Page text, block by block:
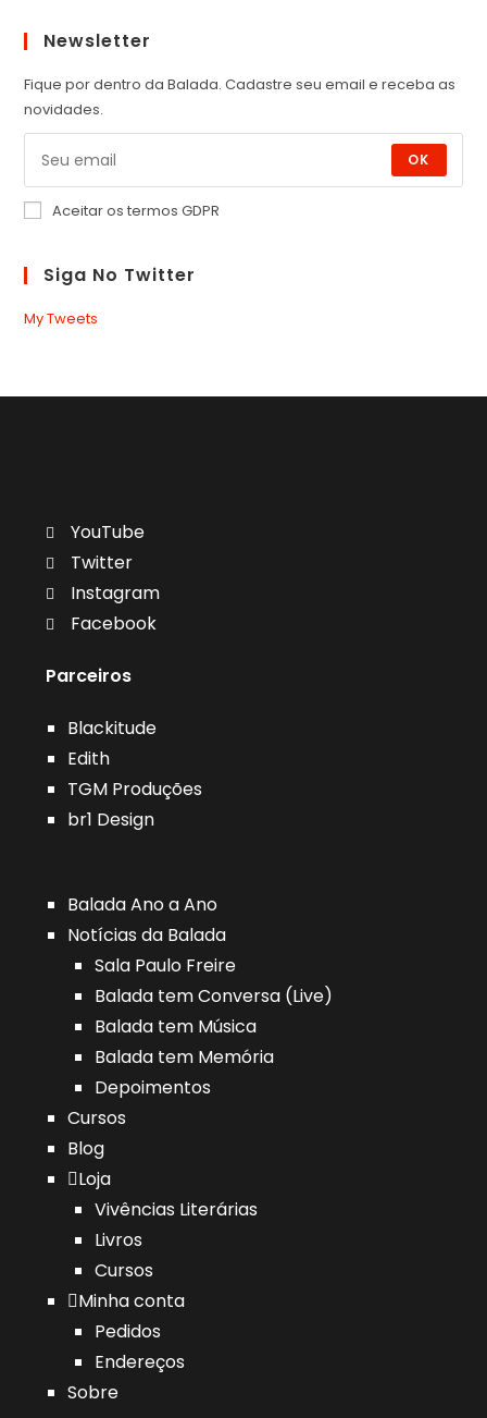
Newsletter
Fique por dentro da Balada. Cadastre seu email e receba as
novidades.
OK
Aceitar os termos GDPR
Siga No Twitter
My Tweets
YouTube
Twitter
Instagram
Facebook
Parceiros
Blackitude
Edith
TGM Produções
br1 Design
Balada Ano a Ano
Notícias da Balada
Sala Paulo Freire
Balada tem Conversa (Live)
Balada tem Música
Balada tem Memória
Depoimentos
Cursos
Blog
Loja
Vivências Literárias
Livros
Cursos
Minha conta
Pedidos
Endereços
Sobre